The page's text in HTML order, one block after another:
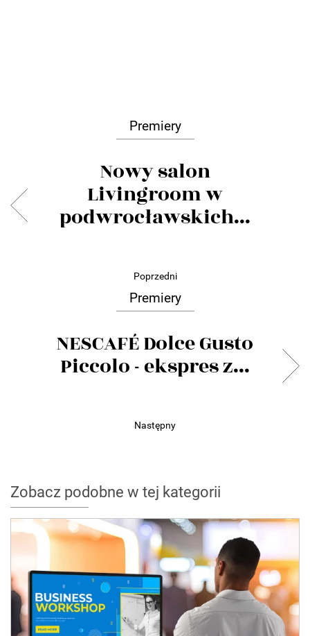
Premiery
Nowy salon
Livingroom w
podwrocławskich...
Poprzedni
Premiery
NESCAFÉ Dolce Gusto
Piccolo - ekspres z...
Następny
Zobacz podobne w tej kategorii